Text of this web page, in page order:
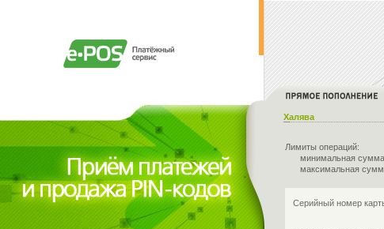
Халява
Лимиты операций:
минимальная
максимальная
Серийный номер